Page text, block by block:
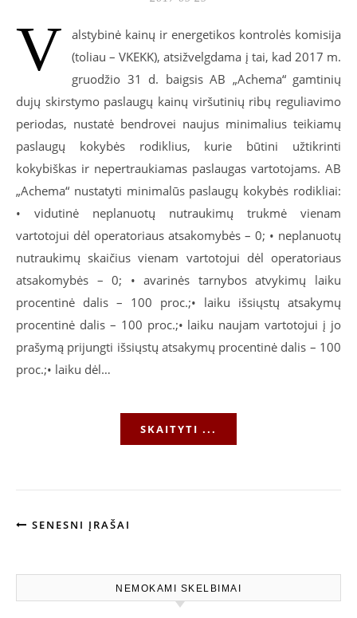
V
alstybinė kainų ir energetikos kontrolės komisija
(toliau – VKEKK), atsižvelgdama į tai, kad 2017 m.
gruodžio 31 d. baigsis AB „Achema“ gamtinių
dujų skirstymo paslaugų kainų viršutinių ribų reguliavimo
periodas, nustatė bendrovei naujus minimalius teikiamų
paslaugų kokybės rodiklius, kurie būtini užtikrinti
kokybiškas ir nepertraukiamas paslaugas vartotojams. AB
„Achema“ nustatyti minimalūs paslaugų kokybės rodikliai:
• vidutinė neplanuotų nutraukimų trukmė vienam
vartotojui dėl operatoriaus atsakomybės – 0; • neplanuotų
nutraukimų skaičius vienam vartotojui dėl operatoriaus
atsakomybės – 0; • avarinės tarnybos atvykimų laiku
procentinė dalis – 100 proc.;• laiku išsiųstų atsakymų
procentinė dalis – 100 proc.;• laiku naujam vartotojui į jo
prašymą prijungti išsiųstų atsakymų procentinė dalis – 100
proc.;• laiku dėl…
SKAITYTI ...
SENESNI ĮRAŠAI
NEMOKAMI SKELBIMAI